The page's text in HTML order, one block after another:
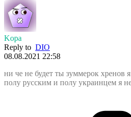
Kopa
Reply to DIO
08.08.2021 22:58
ни че не будет ты зуммерок хренов
полу русским и полу украинцем я